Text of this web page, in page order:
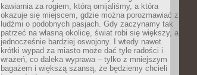
kawiarnia za rogiem, którą omijaliśmy, a która
okazuje się miejscem, gdzie można porozmawiać z
ludźmi o podobnych pasjach. Gdy zaczynamy tak
patrzeć na własną okolicę, świat robi się większy, a
jednocześnie bardziej oswojony. I wtedy nawet
krótki wypad za miasto może dać tyle radości i
wrażeń, co daleka wyprawa – tylko z mniejszym
bagażem i większą szansą, że będziemy chcieli